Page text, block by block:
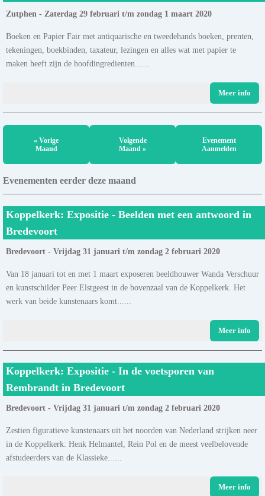
Zutphen - Zaterdag 29 februari t/m zondag 1 maart 2020
Boeken en Papier Fair met antiquarische en tweedehands boeken, prenten,
tekeningen, boekbinden, taxateur, lezingen en alles wat met papier te
maken heeft zijn de hoofdingredienten......
Meer info
« Vorige
Maand
Volgende
Maand »
Evenement
Aanmelden
Evenementen eerder deze maand
Koppelkerk: Expositie - Beelden met een antwoord in
Bredevoort
Bredevoort - Vrijdag 31 januari t/m zondag 2 februari 2020
Van 18 januari tot en met 1 maart exposeren beeldhouwer Wanda Verschuur
en kunstschilder Peer Elstgeest in de bovenzaal van de Koppelkerk. Het
werk van beide kunstenaars komt......
Meer info
Koppelkerk: Expositie - In de voetsporen van
Rembrandt in Bredevoort
Bredevoort - Vrijdag 31 januari t/m zondag 2 februari 2020
Zestien figuratieve kunstenaars uit het noorden van Nederland strijken neer
in de Koppelkerk: Henk Helmantel, Rein Pol en de meest veelbelovende
afstudeerders van de Klassieke......
Meer info